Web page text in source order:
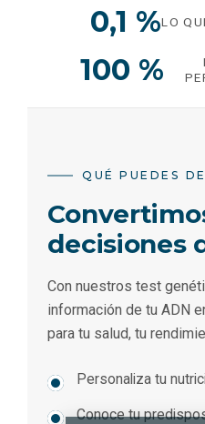
0,1 %LO
100 %
QUÉ PUEDES
decisiones
Con nuestros test
información de tu ADN
para tu salud, tu
Personaliza tu
Conoce tu